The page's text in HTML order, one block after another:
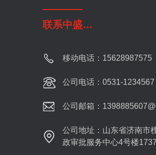
联系中盛…
移动电话：15628987575
公司电话：0531-1234567
公司邮箱：
公司地址：山东省济南市
政审批服务中心4号楼